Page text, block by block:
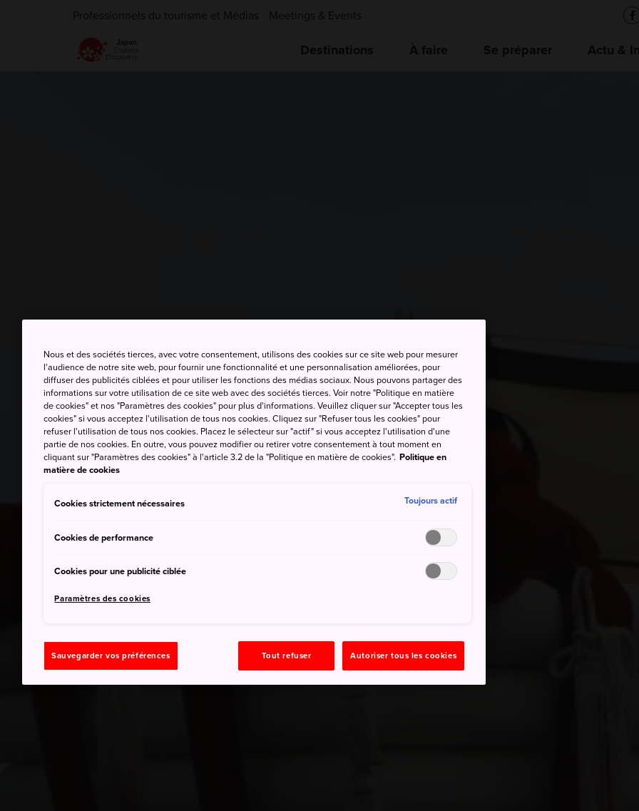
Professionnels du tourisme et Médias Meetings & Events
Destinations À faire Se préparer Actu &
Nous et des sociétés tierces, avec votre consentement, utilisons des cookies sur ce site web pour mesurer
l'audience de notre site web, pour fournir une fonctionnalité et une personnalisation améliorées, pour
diffuser des publicités ciblées et pour utiliser les fonctions des médias sociaux. Nous pouvons partager des
informations sur votre utilisation de ce site web avec des sociétés tierces. Voir notre "Politique en matière
de cookies" et nos "Paramètres des cookies" pour plus d'informations. Veuillez cliquer sur "Accepter tous les
cookies" si vous acceptez l'utilisation de tous nos cookies. Cliquez sur "Refuser tous les cookies" pour
refuser l'utilisation de tous nos cookies. Placez le sélecteur sur "actif" si vous acceptez l'utilisation d'une
partie de nos cookies. En outre, vous pouvez modifier ou retirer votre consentement à tout moment en
cliquant sur "Paramètres des cookies" à l'article 3.2 de la "Politique en matière de cookies". Politique en
matière de cookies
Cookies strictement nécessaires Toujours actif
Cookies de performance
Cookies pour une publicité ciblée
Paramètres des cookies
Sauvegarder vos préférences Tout refuser Autoriser tous les cookies